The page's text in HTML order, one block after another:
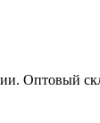
Оптовый